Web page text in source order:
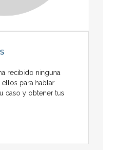
recibido ninguna
ellos para hablar
caso y obtener tus